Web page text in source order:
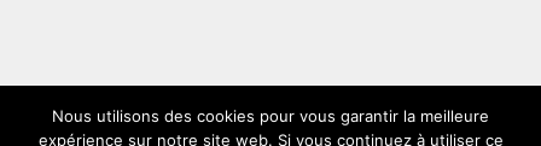
Nous utilisons des cookies pour vous garantir la meilleure
expérience sur notre site web. Si vous continuez à utiliser ce